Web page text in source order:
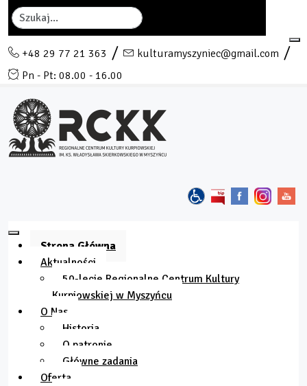
Szukaj
+48 29 77 21 363
kulturamyszyniec@gmail.com
Pn - Pt: 08.00 - 16.00
Strona Główna
Aktualności
50-lecie Regionalne Centrum Kultury
Kurpiowskiej w Myszyńcu
O Nas
Historia
O patronie
Główne zadania
Oferta